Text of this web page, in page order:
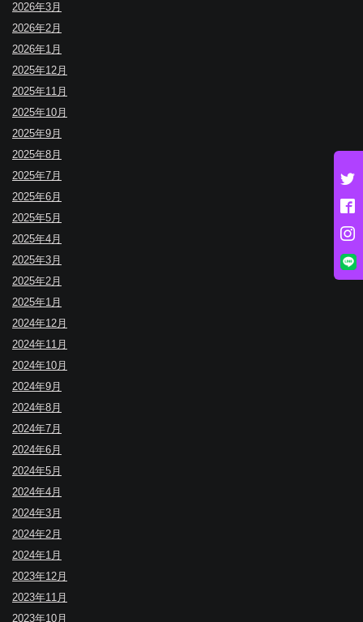
2026年3月
2026年2月
2026年1月
2025年12月
2025年11月
2025年10月
2025年9月
2025年8月
2025年7月
2025年6月
2025年5月
2025年4月
2025年3月
2025年2月
2025年1月
2024年12月
2024年11月
2024年10月
2024年9月
2024年8月
2024年7月
2024年6月
2024年5月
2024年4月
2024年3月
2024年2月
2024年1月
2023年12月
2023年11月
2023年10月